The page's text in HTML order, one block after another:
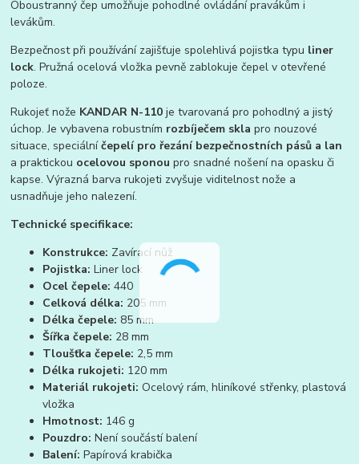
Oboustranný čep umožňuje pohodlné ovládání pravákům i
levákům.
Bezpečnost při používání zajišťuje spolehlivá pojistka typu liner
lock. Pružná ocelová vložka pevně zablokuje čepel v otevřené
poloze.
Rukojeť nože KANDAR N-110 je tvarovaná pro pohodlný a jistý
úchop. Je vybavena robustním rozbíječem skla pro nouzové
situace, speciálníčepelí pro řezání bezpečnostních pásů a lan
a praktickou ocelovou sponou pro snadné nošení na opasku či
kapse. Výrazná barva rukojeti zvyšuje viditelnost nože a
usnadňuje jeho nalezení.
Technické specifikace:
Konstrukce: Zavírací nůž
Pojistka: Liner lock
Ocel čepele: 440
Celková délka: 205 mm
Délka čepele: 85 mm
Šířka čepele: 28 mm
Tloušťka čepele: 2,5 mm
Délka rukojeti: 120 mm
Materiál rukojeti: Ocelový rám, hliníkové střenky, plastová
vložka
Hmotnost: 146 g
Pouzdro: Není součástí balení
Balení: Papírová krabička